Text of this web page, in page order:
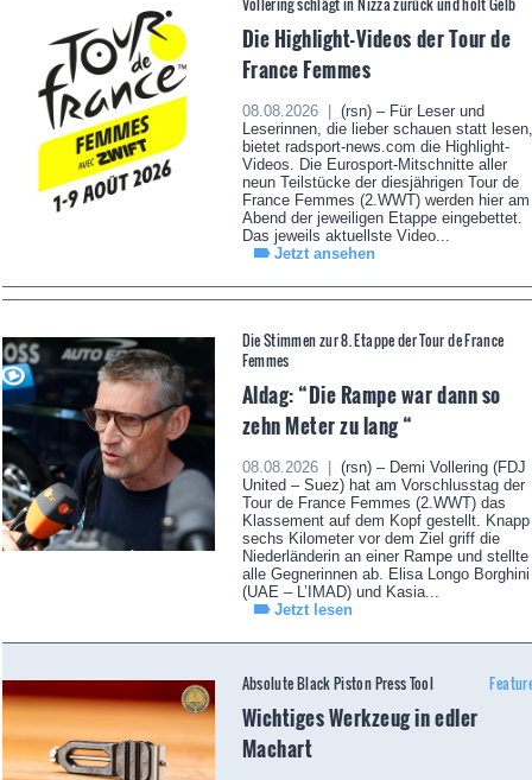
Vollering schlägt in Nizza zurück und holt Gelb
Die Highlight-Videos der Tour de
France Femmes
08.08.2026 |
(rsn) – Für Leser und
Leserinnen, die lieber schauen statt lesen,
bietet radsport-news.com die Highlight-
Videos. Die Eurosport-Mitschnitte aller
neun Teilstücke der diesjährigen Tour de
France Femmes (2.WWT) werden hier am
Abend der jeweiligen Etappe eingebettet.
Das jeweils aktuellste Video...
Jetzt ansehen
Die Stimmen zur 8. Etappe der Tour de France
Femmes
Aldag: “Die Rampe war dann so
zehn Meter zu lang “
08.08.2026 |
(rsn) – Demi Vollering (FDJ
United – Suez) hat am Vorschlusstag der
Tour de France Femmes (2.WWT) das
Klassement auf dem Kopf gestellt. Knapp
sechs Kilometer vor dem Ziel griff die
Niederländerin an einer Rampe und stellte
alle Gegnerinnen ab. Elisa Longo Borghini
(UAE – L’IMAD) und Kasia...
Jetzt lesen
Absolute Black Piston Press Tool
Wichtiges Werkzeug in edler
Machart